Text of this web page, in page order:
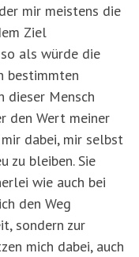
mir meistens die
Ziel
als würde die
bestimmten
dieser Mensch
den Wert meiner
dabei, mir selbst
zu bleiben. Sie
wie auch bei
den Weg
sondern zur
mich dabei, auch